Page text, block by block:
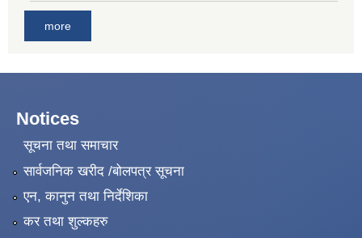
more
Notices
सूचना तथा समाचार
सार्वजनिक खरीद /बोलपत्र सूचना
एन, कानुन तथा निर्देशिका
कर तथा शुल्कहरु